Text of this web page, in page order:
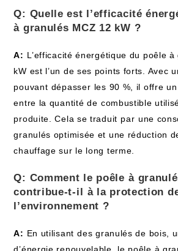
Q: Quelle est l’efficacité
à granulés MCZ 12 kW ⁢?
A: ⁤L’efficacité énergétique‌ du poêle
kW‍ est l’un​ de ses points forts. Avec
pouvant ⁢dépasser⁢ les ‍90 %, il offre
entre la quantité de ⁣combustible
produite.‍ Cela se traduit⁢ par⁢ une
granulés optimisée et une réduction
chauffage​ sur le‌ long terme.
Q: Comment le poêle ⁣à​
contribue-t-il ⁢à la protection
l’environnement ?
A: En ‌utilisant⁤ des‍ granulés de bois,‌